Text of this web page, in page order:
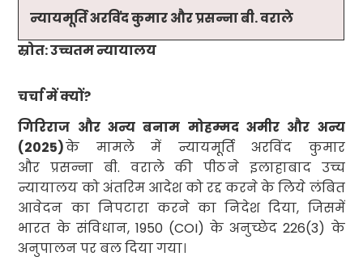
न्यायमूर्ति अरविंद कुमार और प्रसन्ना बी. वराले
स्रोत: उच्चतम न्यायालय
चर्चा में क्यों?
गिरिराज और अन्य बनाम मोहम्मद अमीर और अन्य
(2025)के मामले में न्यायमूर्ति अरविंद कुमार
और प्रसन्ना बी. वराले की पीठने इलाहाबाद उच्च
न्यायालय को अंतरिम आदेश को रद्द करने के लिये लंबित
आवेदन का निपटारा करने का निदेश दिया, जिसमें
भारत के संविधान, 1950 (COI) के अनुच्छेद226(3) के
अनुपालन पर बल दिया गया।